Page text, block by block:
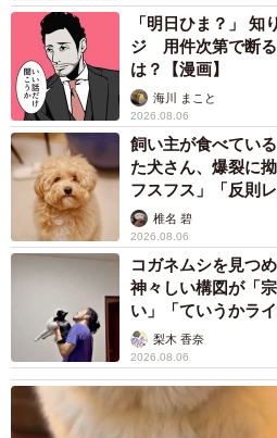
「明日ひま？」 知
ジ 用件次第で断る
は？【漫画】
海川 まこと
2026.08.06
飼い主が食べてい
た犬さん、爆裂に
フスフス」「反則レ
椎名 碧
2026.08.06
コガネムシを見つ
神々しい構図が「
い」「ていうかラ
梨木 香奈
2026.08.06